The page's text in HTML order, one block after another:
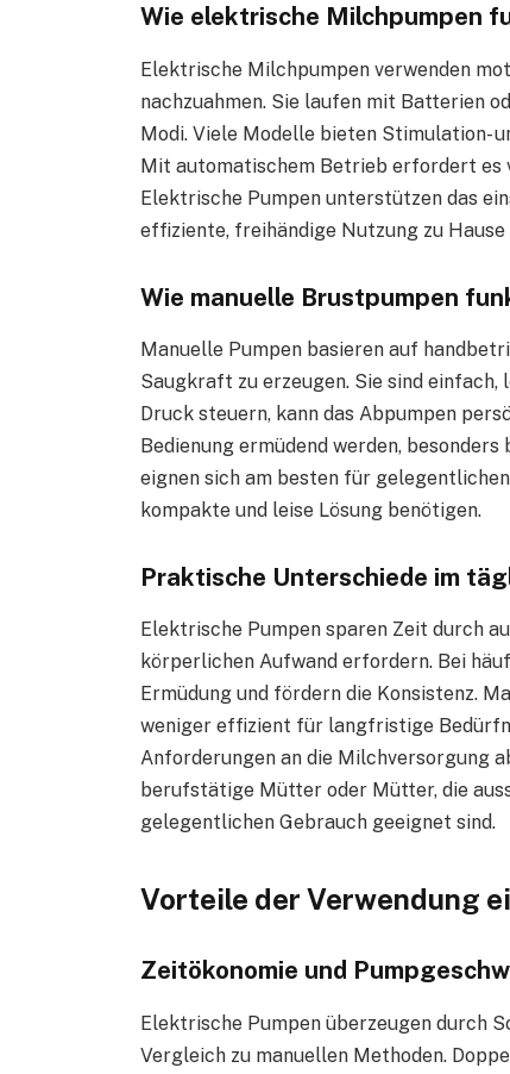
Wie elektrische Milchpumpen
Elektrische Milchpumpen verwenden
nachzuahmen. Sie laufen mit Batterien
Modi. Viele Modelle bieten Stimulation-
Mit automatischem Betrieb erfordert es
Elektrische Pumpen unterstützen das
effiziente, freihändige Nutzung zu
Wie manuelle Brustpumpen
Manuelle Pumpen basieren auf
Saugkraft zu erzeugen. Sie sind
Druck steuern, kann das Abpumpen
Bedienung ermüdend werden,
eignen sich am besten für
kompakte und leise Lösung benötigen.
Praktische Unterschiede im
Elektrische Pumpen sparen Zeit durch
körperlichen Aufwand erfordern. Bei
Ermüdung und fördern die Konsistenz.
weniger effizient für langfristige
Anforderungen an die Milchversorgung
berufstätige Mütter oder Mütter, die
gelegentlichen Gebrauch geeignet sind.
Vorteile der Verwendung
Zeitökonomie und
Elektrische Pumpen überzeugen durch
Vergleich zu manuellen Methoden.